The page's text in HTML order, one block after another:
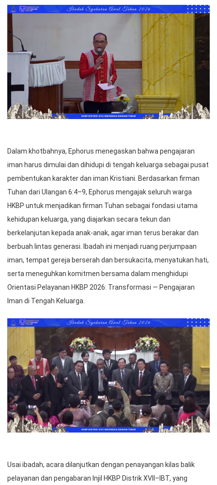
Dalam khotbahnya, Ephorus menegaskan bahwa pengajaran
iman harus dimulai dan dihidupi di tengah keluarga sebagai pusat
pembentukan karakter dan iman Kristiani. Berdasarkan firman
Tuhan dari Ulangan 6:4–9, Ephorus mengajak seluruh warga
HKBP untuk menjadikan firman Tuhan sebagai fondasi utama
kehidupan keluarga, yang diajarkan secara tekun dan
berkelanjutan kepada anak-anak, agar iman terus berakar dan
berbuah lintas generasi. Ibadah ini menjadi ruang perjumpaan
iman, tempat gereja berserah dan bersukacita, menyatukan hati,
serta meneguhkan komitmen bersama dalam menghidupi
Orientasi Pelayanan HKBP 2026: Transformasi — Pengajaran
Iman di Tengah Keluarga.
Usai ibadah, acara dilanjutkan dengan penayangan kilas balik
pelayanan dan pengabaran Injil HKBP Distrik XVII–IBT, yang